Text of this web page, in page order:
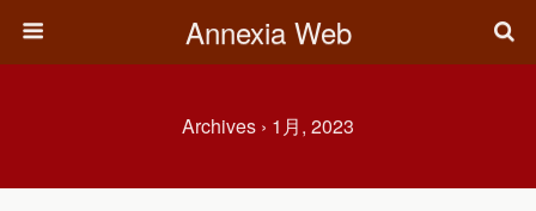
Annexia Web
Archives › 1月, 2023